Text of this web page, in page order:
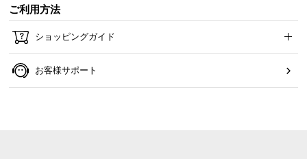
快適に使えるデスク天板
使いやすさと快適さを兼ね備えた天板。窮屈に感じ
ご利用方法
ショッピングガイド
お客様サポート